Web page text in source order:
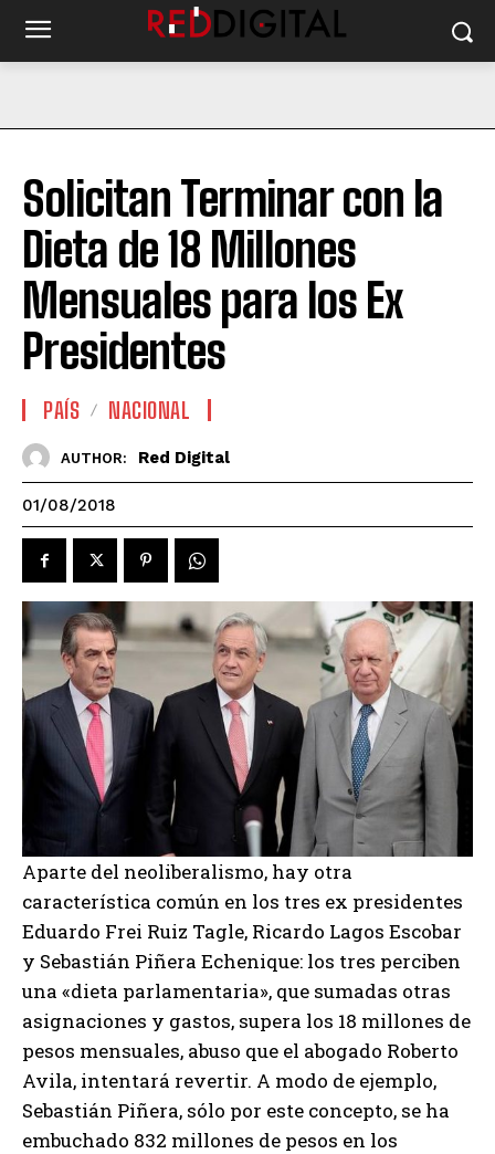
Solicitan Terminar con la
Dieta de 18 Millones
Mensuales para los Ex
Presidentes
PAÍS NACIONAL
AUTHOR: Red Digital
01/08/2018
Aparte del neoliberalismo, hay otra
característica común en los tres ex presidentes
Eduardo Frei Ruiz Tagle, Ricardo Lagos Escobar
y Sebastián Piñera Echenique: los tres perciben
una «dieta parlamentaria», que sumadas otras
asignaciones y gastos, supera los 18 millones de
pesos mensuales, abuso que el abogado Roberto
Avila, intentará revertir. A modo de ejemplo,
Sebastián Piñera, sólo por este concepto, se ha
embuchado 832 millones de pesos en los